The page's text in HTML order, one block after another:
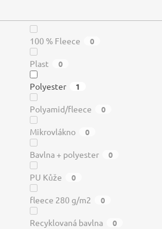
100 % Fleece 0
Plast 0
Polyester 1
Polyamid/fleece 0
Mikrovlákno 0
Bavlna + polyester 0
PU Kůže 0
fleece 280 g/m2 0
Recyklovaná bavlna 0